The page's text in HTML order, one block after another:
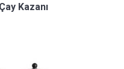
Kazanı